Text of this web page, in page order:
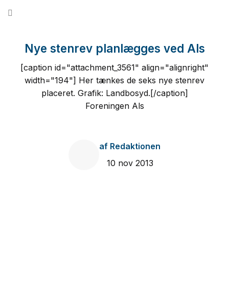
Nye stenrev planlægges ved Als
[caption id="attachment_3561" align="alignright"
width="194"] Her tænkes de seks nye stenrev
placeret. Grafik: Landbosyd.[/caption]
Foreningen Als
af Redaktionen
10 nov 2013